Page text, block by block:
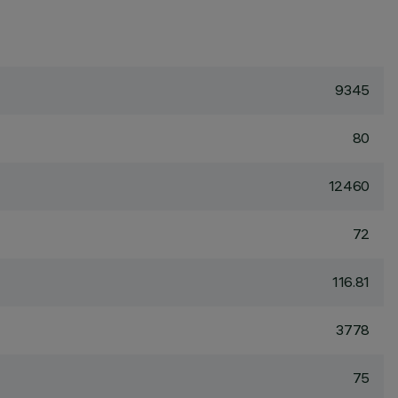
9345
80
12460
72
116.81
3778
75